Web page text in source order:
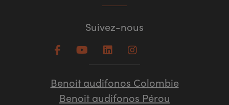
Suivez-nous
Benoit audifonos Colombie
Benoit audifonos Pérou